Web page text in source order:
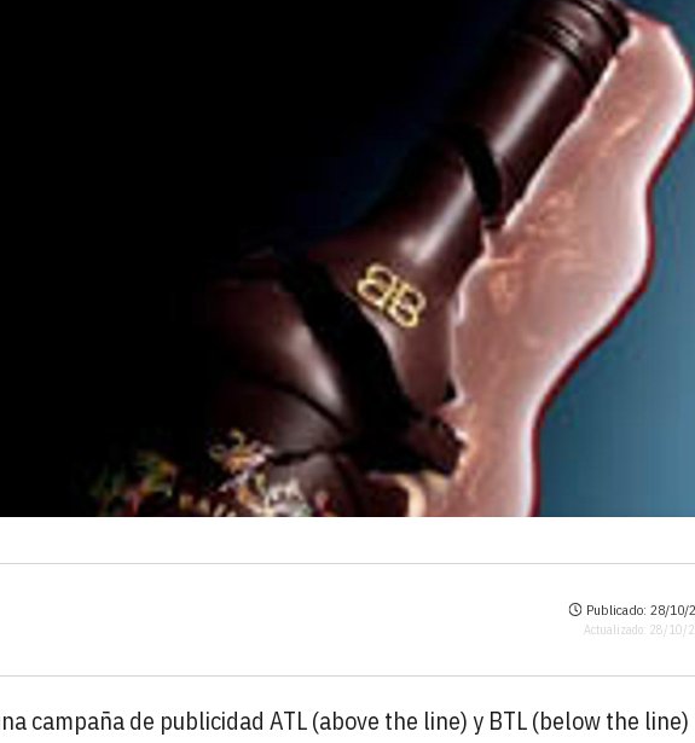
Publicado: 28/10/
Actualizado: 28/10/
campaña de publicidad ATL (above the line) y BTL (below the